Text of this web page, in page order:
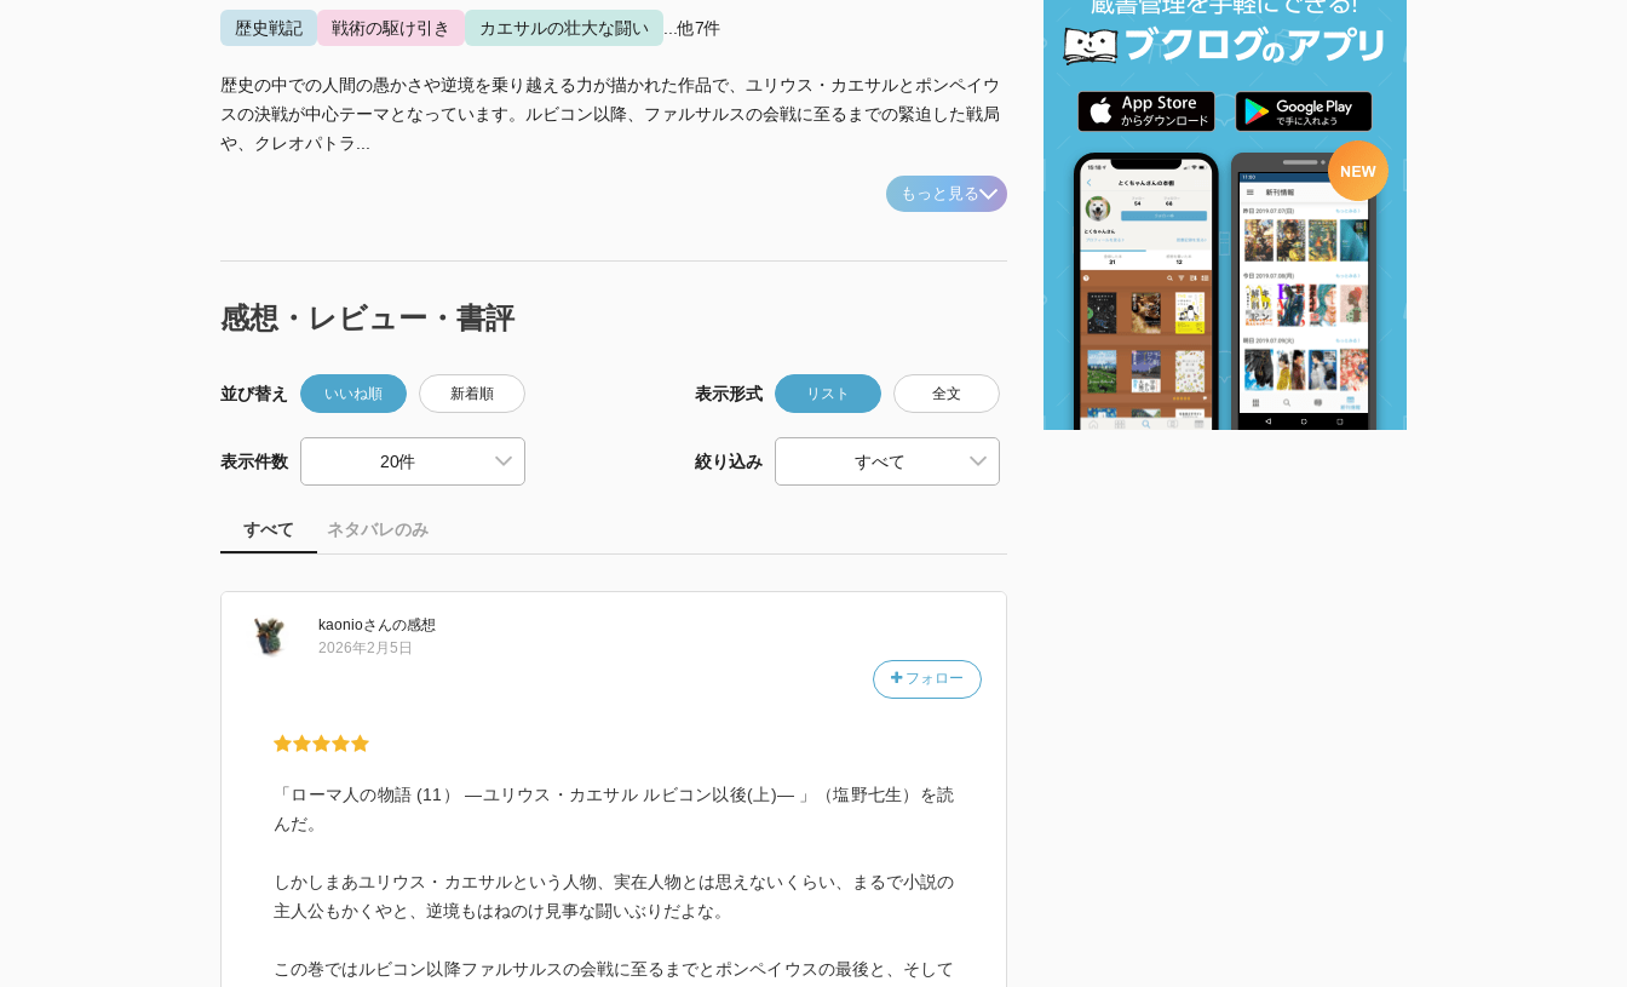
歴史戦記 戦術の駆け引き カエサルの壮大な闘い ...他7件
歴史の中での人間の愚かさや逆境を乗り越える力が描かれた作品で、ユリウス・カエサルとポンペイウ
スの決戦が中心テーマとなっています。ルビコン以降、ファルサルスの会戦に至るまでの緊迫した戦局
や、クレオパトラ...
もっと見る
感想・レビュー・書評
並び替え いいね順 新着順 表示形式 リスト 全文
表示件数 絞り込み
すべて ネタバレのみ
kaonioさんの感想
フォロー
2026年2月5日
「ローマ人の物語 (11） ―ユリウス・カエサル ルビコン以後(上)― 」（塩野七生）を読
んだ。
しかしまあユリウス・カエサルという人物、実在人物とは思えないくらい、まるで小説の
主人公もかくやと、逆境もはねのけ見事な闘いぶりだよな。
この巻ではルビコン以降ファルサルスの会戦に至るまでとポンペイウスの最後と、そして